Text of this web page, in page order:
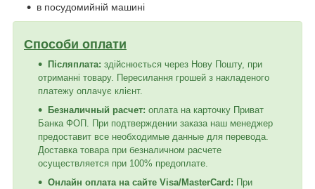
в посудомийній машині
Способи оплати
Післяплата: здійснюється через Нову Пошту, при
отриманні товару. Пересилання грошей з накладеного
платежу оплачує клієнт.
Безналичный расчет: оплата на карточку Приват
Банка ФОП. При подтверждении заказа наш менеджер
предоставит все необходимые данные для перевода.
Доставка товара при безналичном расчете
осуществляется при 100% предоплате.
Онлайн оплата на сайте Visa/MasterCard: При